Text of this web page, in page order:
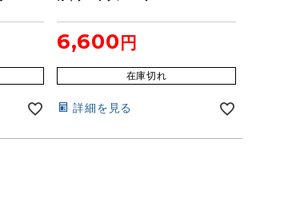
6,600
在庫切れ
詳細を見る